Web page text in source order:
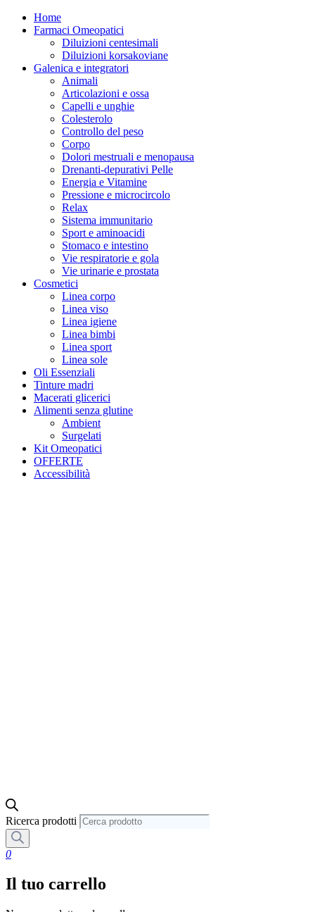
Home
Farmaci Omeopatici
Diluizioni centesimali
Diluizioni korsakoviane
Galenica e integratori
Animali
Articolazioni e ossa
Capelli e unghie
Colesterolo
Controllo del peso
Corpo
Dolori mestruali e menopausa
Drenanti-depurativi Pelle
Energia e Vitamine
Pressione e microcircolo
Relax
Sistema immunitario
Sport e aminoacidi
Stomaco e intestino
Vie respiratorie e gola
Vie urinarie e prostata
Cosmetici
Linea corpo
Linea viso
Linea igiene
Linea bimbi
Linea sport
Linea sole
Oli Essenziali
Tinture madri
Macerati glicerici
Alimenti senza glutine
Ambient
Surgelati
Kit Omeopatici
OFFERTE
Accessibilità
Ricerca prodotti
0
Il tuo carrello